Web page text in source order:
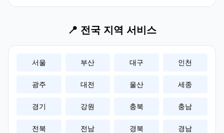
📍 전국 지역 서비스
서울 부산 대구 인천
광주 대전 울산 세종
경기 강원 충북 충남
전북 전남 경북 경남